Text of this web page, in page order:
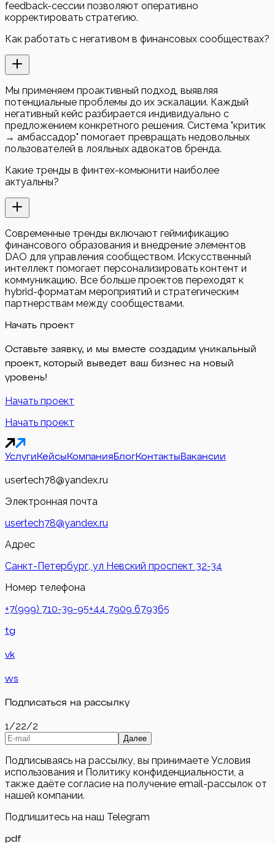
feedback-сессии позволяют оперативно
корректировать стратегию.
Как работать с негативом в финансовых сообществах?
Мы применяем проактивный подход, выявляя
потенциальные проблемы до их эскалации. Каждый
негативный кейс разбирается индивидуально с
предложением конкретного решения. Система "критик
→ амбассадор" помогает превращать недовольных
пользователей в лояльных адвокатов бренда.
Какие тренды в финтех-комьюнити наиболее
актуальны?
Современные тренды включают геймификацию
финансового образования и внедрение элементов
DAO для управления сообществом. Искусственный
интеллект помогает персонализировать контент и
коммуникацию. Все больше проектов переходят к
hybrid-форматам мероприятий и стратегическим
партнерствам между сообществами.
Начать проект
Оставьте заявку, и мы вместе создадим уникальный
проект, который выведет ваш бизнес на новый
уровень!
Начать проект
Начать проект
УслугиКейсыКомпанияБлогКонтактыВакансии
usertech78@yandex.ru
Электронная почта
usertech78@yandex.ru
Адрес
Санкт-Петербург, ул Невский проспект 32-34
Номер телефона
+7(999) 710-39-95+44 7909 679365
tg
vk
ws
Подписаться на рассылку
1/22/2
Далее
Подписываясь на рассылку, вы принимаете Условия
использования и Политику конфиденциальности, а
также даёте согласие на получение email-рассылок от
нашей компании.
Подпишитесь на наш Telegram
pdf